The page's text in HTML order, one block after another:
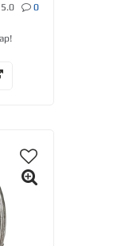
5.0 0